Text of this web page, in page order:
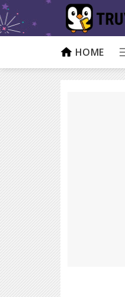
Bỏ
qua
nội
HOME